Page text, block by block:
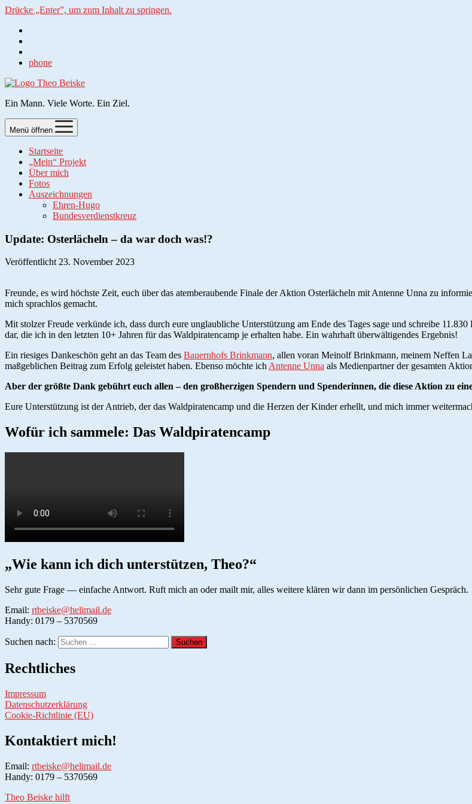
Drücke „Enter”, um zum Inhalt zu springen.
phone
Ein Mann. Viele Worte. Ein Ziel.
Menü öffnen
Startseite
„Mein“ Projekt
Über mich
Fotos
Auszeichnungen
Ehren-Hugo
Bundesverdienstkreuz
Update: Osterlächeln – da war doch was!?
Veröffentlicht 23. November 2023
Freunde, es wird höchste Zeit, euch über das atemberaubende Finale der Aktion Osterlächeln mit Antenne Unna zu
mich sprachlos gemacht.
Mit stolzer Freude verkünde ich, dass durch eure unglaubliche Unterstützung am Ende des Tages sage und schreibe
dar, die ich in den letzten 10+ Jahren für das Waldpiratencamp je erhalten habe. Ein wahrhaft überwältigendes Ergebnis!
Ein riesiges Dankeschön geht an das Team des Bauernhofs Brinkmann, allen voran Meinolf Brinkmann, meinem Neffen
maßgeblichen Beitrag zum Erfolg geleistet haben. Ebenso möchte ichAntenne Unna als Medienpartner der gesamten
Aber der größte Dank gebührt euch allen – den großherzigen Spendern und Spenderinnen, die diese Aktion zu
Eure Unterstützung ist der Antrieb, der das Waldpiratencamp und die Herzen der Kinder erhellt, und mich immer
Wofür ich sammele: Das Waldpiratencamp
„Wie kann ich dich unterstützen, Theo?“
Sehr gute Frage — einfache Antwort. Ruft mich an oder mailt mir, alles weitere klären wir dann im persönlichen Gespräch.
Email: rtbeiske@helimail.de
Handy: 0179 – 5370569
Suchen nach:
Rechtliches
Impressum
Datenschutzerklärung
Cookie-Richtlinie (EU)
Kontaktiert mich!
Email: rtbeiske@helimail.de
Handy: 0179 – 5370569
Theo Beiske hilft